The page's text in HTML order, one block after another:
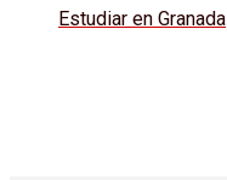
Estudiar en Granada